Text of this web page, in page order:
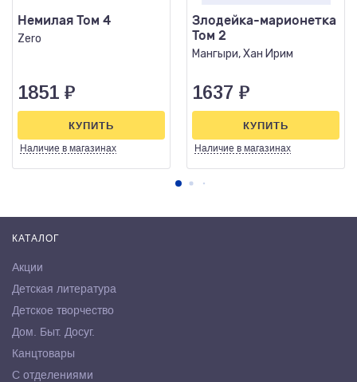
Немилая Том 4
Zero
1851 ₽
Наличие в магазинах
КУПИТЬ
Злодейка-марионетка
Том 2
Мангыри, Хан Ирим
1637 ₽
Наличие в магазинах
КУПИТЬ
КАТАЛОГ
Акции
Детская литература
Детское творчество
Дом. Быт. Досуг.
Канцтовары
С отделениями